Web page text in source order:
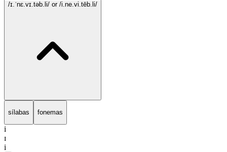
/ɪ.ˈnɛ.vɪ.təb.li/ or /i.ne.vi.tēb.li/
sílabas fonemas
i
ɪ
i